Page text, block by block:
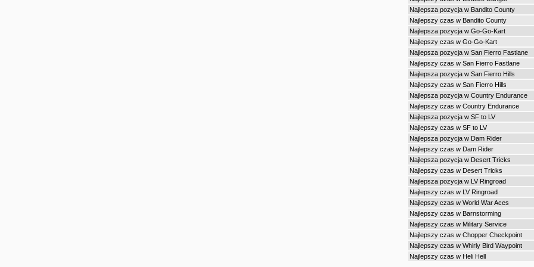
Najlepsza pozycja w Bandito County
Najlepszy czas w Bandito County
Najlepsza pozycja w Go-Go-Kart
Najlepszy czas w Go-Go-Kart
Najlepsza pozycja w San Fierro Fastlane
Najlepszy czas w San Fierro Fastlane
Najlepsza pozycja w San Fierro Hills
Najlepszy czas w San Fierro Hills
Najlepsza pozycja w Country Endurance
Najlepszy czas w Country Endurance
Najlepsza pozycja w SF to LV
Najlepszy czas w SF to LV
Najlepsza pozycja w Dam Rider
Najlepszy czas w Dam Rider
Najlepsza pozycja w Desert Tricks
Najlepszy czas w Desert Tricks
Najlepsza pozycja w LV Ringroad
Najlepszy czas w LV Ringroad
Najlepszy czas w World War Aces
Najlepszy czas w Barnstorming
Najlepszy czas w Military Service
Najlepszy czas w Chopper Checkpoint
Najlepszy czas w Whirly Bird Waypoint
Najlepszy czas w Heli Hell